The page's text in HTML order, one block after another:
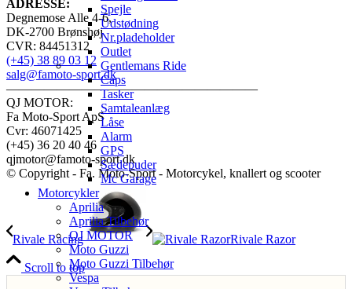
Spejle
Udstødning
Nr.pladeholder
Outlet
Gentlemans Ride
Caps
Tasker
Samtaleanlæg
Låse
Alarm
GPS
Sædepuder
Mc Garage
Motorcykler
Aprilia
Aprilia Tilbehør
QJ MOTOR
Moto Guzzi
Moto Guzzi Tilbehør
Vespa
ADRESSE:
Degnemose Alle 4-6,
DK-2700 Brønshøj
CVR: 84451312
(+45) 38 89 03 12
salg@famoto-sport.dk
————————————————————
QJ MOTOR:
Fa Moto-Sport ApS
Cvr: 46071425
(+45) 36 20 40 46
qjmotor@famoto-sport.dk
© Copyright - Fa. Moto-Sport - Motorcykel, knallert og scooter
Rivale Racing Rivale Razor
Scroll to top